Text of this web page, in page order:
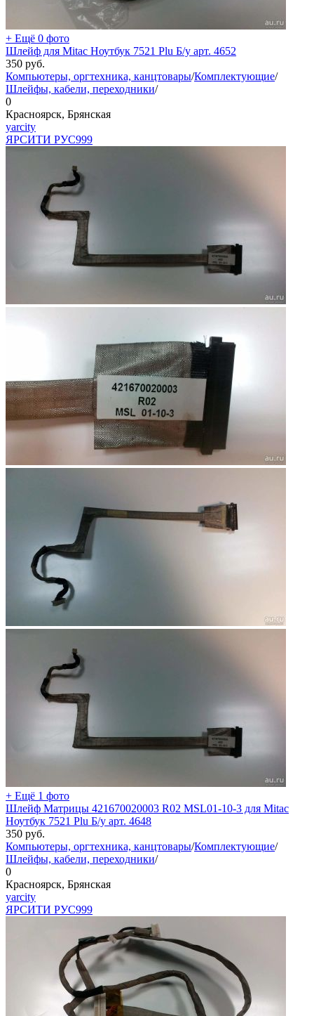
+ Ещё 0 фото
Шлейф для Mitac Ноутбук 7521 Plu Б/у арт. 4652
350 руб.
Компьютеры, оргтехника, канцтовары/Комплектующие/
Шлейфы, кабели, переходники/
0
Красноярск, Брянская
yarcity
ЯРСИТИ РУС999
+ Ещё 1 фото
Шлейф Матрицы 421670020003 R02 MSL01-10-3 для Mitac
Ноутбук 7521 Plu Б/у арт. 4648
350 руб.
Компьютеры, оргтехника, канцтовары/Комплектующие/
Шлейфы, кабели, переходники/
0
Красноярск, Брянская
yarcity
ЯРСИТИ РУС999